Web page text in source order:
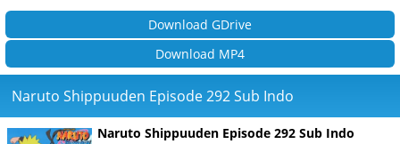
Download GDrive
Download MP4
Naruto Shippuuden Episode 292 Sub Indo
Naruto Shippuuden Episode 292 Sub Indo